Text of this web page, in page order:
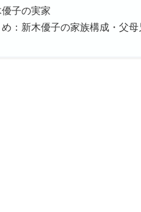
優子の実家
め：新木優子の家族構成・父